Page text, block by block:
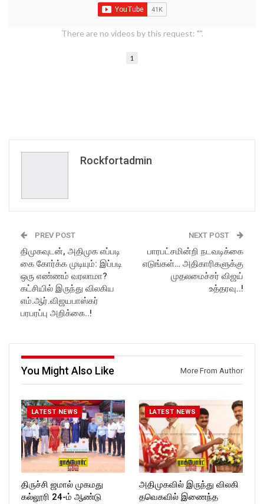
There are no videos by this request: "".
1
Rockfortadmin
PREV POST
திமுகவுடன், அதிமுக எப்படி
கை கோர்க்க முடியும்: இப்படி
ஒரு எண்ணம் வரலாமா?
கட்சியில் இருந்து விலகிய
எம்.ஆர்.விஜயபாஸ்கர்
பரபரப்பு அறிக்கை..!
NEXT POST
பாரபட்சமின்றி நடவடிக்கை
எடுங்கள்… அதிகாரிகளுக்கு
முதலமைச்சர் விஜய்
உத்தரவு..!
You Might Also Like More From Author
LATEST NEWS
திருச்சி ஜமால் முகமது
கல்லூரி 24-ம் ஆண்டு
LATEST NEWS
அதிமுகவில் இருந்து விலகி
தவெகவில் இணைந்த